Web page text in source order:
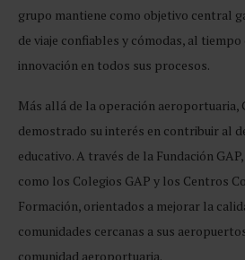
grupo mantiene como objetivo central
de viaje confiables y cómodas, al
innovación en todos sus procesos.
Más allá de la operación aeroportuaria,
demostrado su interés en contribuir al
educativo. A través de la Fundación
como los Colegios GAP y los Centros
Formación, orientados a mejorar la
comunidades cercanas a sus
comunidad aeroportuaria.